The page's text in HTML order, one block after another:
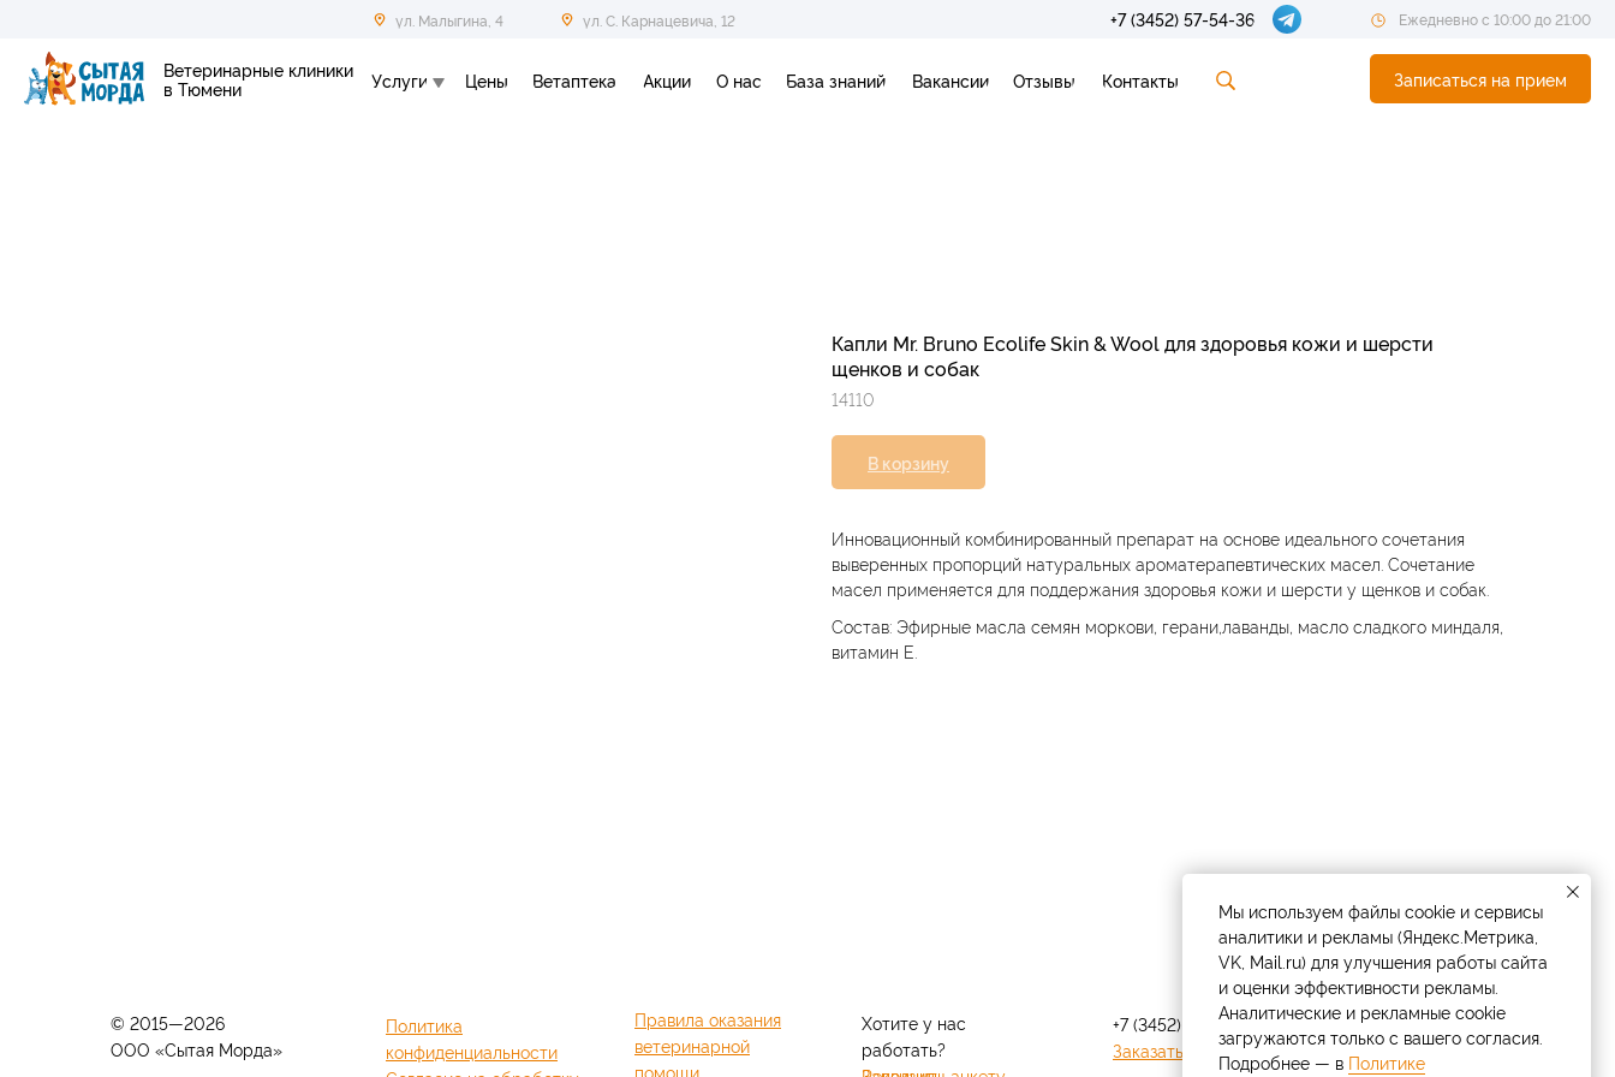
Записаться на прием
+7 (3452) 57-54-36
ул. С. Карнацевича, 12
ул. Малыгина, 4
Ветеринарные клиники
в Тюмени
Ежедневно с 10:00 до 21:00
Услуги Цены База знаний
О нас Контакты
Вакансии Отзывы
Акции
Ветаптека
Капли Mr. Bruno Ecolife Skin & Wool для здоровья кожи и шерсти
щенков и собак
14110
В корзину
Инновационный комбинированный препарат на основе идеального сочетания
выверенных пропорций натуральных ароматерапевтических масел. Сочетание
масел применяется для поддержания здоровья кожи и шерсти у щенков и собак.
Состав: Эфирные масла семян моркови, герани,лаванды, масло сладкого миндаля,
витамин Е.
© 2015—2026
ООО «Сытая Морда»
Политика
конфиденциальности
+7 (3452) 57-54-36
Заказать звонок
Хотите у нас
работать?
Правила оказания
ветеринарной
помощи
Мы используем файлы cookie и сервисы
аналитики и рекламы (Яндекс.Метрика,
VK, Mail.ru) для улучшения работы сайта
и оценки эффективности рекламы.
Аналитические и рекламные cookie
загружаются только с вашего согласия.
Подробнее — в Политике